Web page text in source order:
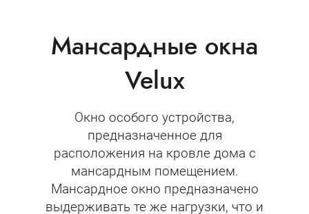
Мансардные окна
Velux
Окно особого устройства,
предназначенное для
расположения на кровле дома с
мансардным помещением.
Мансардное окно предназначено
выдерживать те же нагрузки, что и